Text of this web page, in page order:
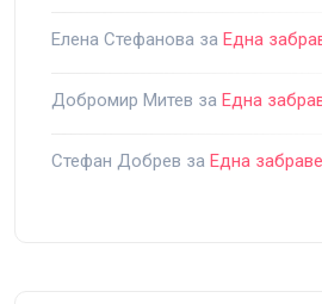
Елена Стефанова за Една
Добромир Митев за Една
Стефан Добрев за Една